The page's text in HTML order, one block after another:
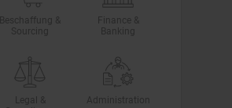
Beschaffung &
Sourcing
Finance &
Banking
Legal &
Administration